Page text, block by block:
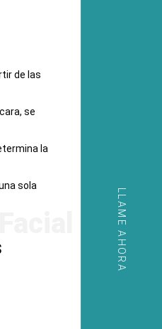
LLAME AHORA
de las
se
la
sola